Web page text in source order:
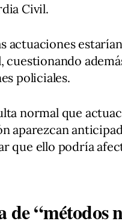
Civil.
actuaciones
policiales.
normal que
aparezcan
que ello podría
de “métodos